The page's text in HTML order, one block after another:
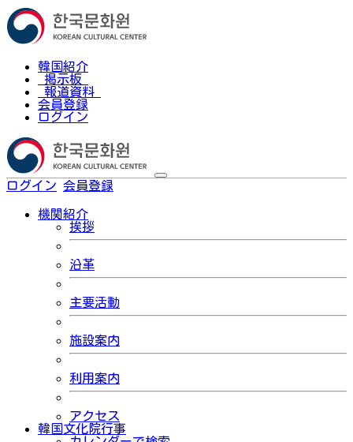
韓国紹介
掲示板
報道資料
会員登録
ログイン
ログイン 会員登録
機関紹介
挨拶
沿革
主要活動
施設案内
利用案内
アクセス
韓国文化院行事